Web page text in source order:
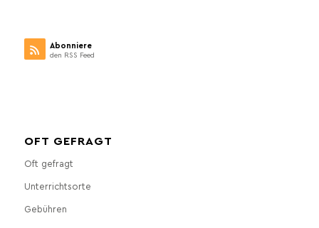
Abonniere
den RSS Feed
OFT GEFRAGT
Oft gefragt
Unterrichtsorte
Gebühren